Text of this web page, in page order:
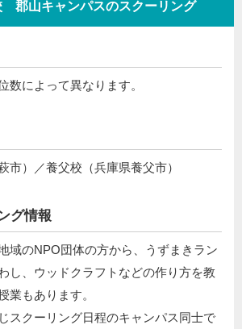
郡山キャンパスのスクーリング
数によって異なります。
市）／養父校（兵庫県養父市）
グ情報
域のNPO団体の方から、うずまきラン
し、ウッドクラフトなどの作り方を教
業もあります。
スクーリング日程のキャンパス同士で